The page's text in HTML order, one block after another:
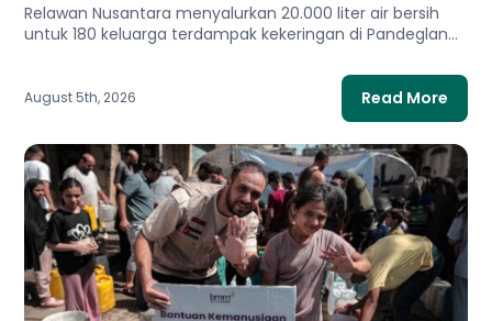
Relawan Nusantara menyalurkan 20.000 liter air bersih
untuk 180 keluarga terdampak kekeringan di Pandeglang,
August 5th, 2026 Read More